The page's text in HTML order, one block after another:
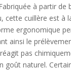
à partir de
cette cuillère est à
ergonomique
ainsi le
pas
goût naturel.